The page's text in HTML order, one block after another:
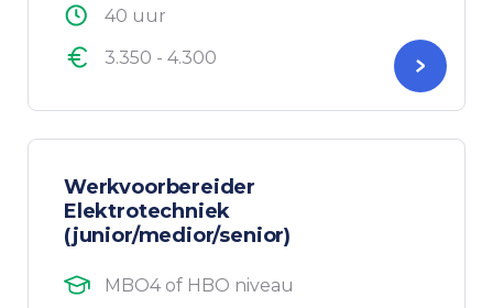
40 uur
3.350 - 4.300
Werkvoorbereider
Elektrotechniek
(junior/medior/senior)
MBO4 of HBO niveau